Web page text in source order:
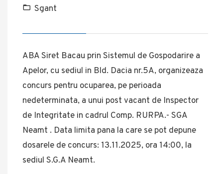
Sgant
ABA Siret Bacau prin Sistemul de Gospodarire a
Apelor, cu sediul in Bld. Dacia nr.5A, organizeaza
concurs pentru ocuparea, pe perioada
nedeterminata, a unui post vacant de Inspector
de Integritate in cadrul Comp. RURPA.- SGA
Neamt . Data limita pana la care se pot depune
dosarele de concurs: 13.11.2025, ora 14:00, la
sediul S.G.A Neamt.